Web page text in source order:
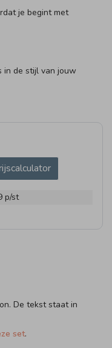
je begint met
in de stijl van jouw
p/st
De tekst staat in
set.